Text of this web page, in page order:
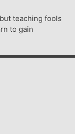
teaching fools
to gain